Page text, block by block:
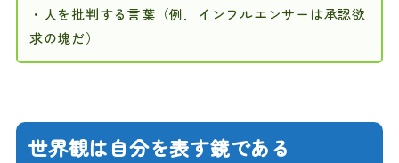
・人を批判する言葉（例．インフルエンサーは承認欲
求の塊だ）
世界観は自分を表す鏡である